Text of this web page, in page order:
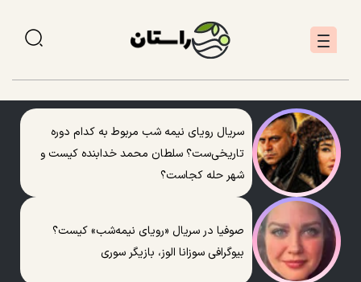
سریال رویای نیمه شب مربوط به کدام دوره
تاریخی‌ست؟ سلطان محمد خدابنده کیست و
شهر حله کجاست؟
صوفیا در سریال «رویای نیمه‌شب» کیست؟
بیوگرافی سوزانا الوز، بازیگر سوری